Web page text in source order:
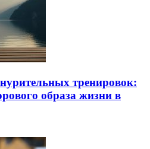
тренировок:
образа жизни в